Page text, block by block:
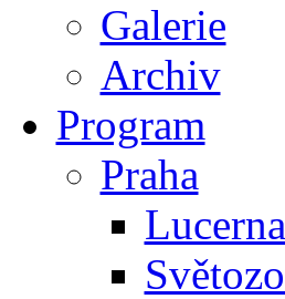
Galerie
Archiv
Program
Praha
Lucerna